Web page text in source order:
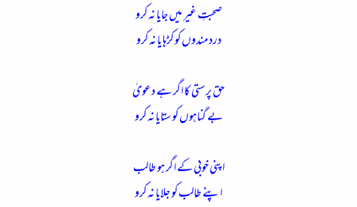
صحبتِ غیر میں جایا نہ کرو
درد مندوں کو کڑہا یا نہ کرو
حق پرستی کا اگر ہے دعویٰ
بے گناہوں کو ستایا نہ کرو
اپنی خوبی کے اگر ہو طالب
اپنے طالب کو جلایا نہ کرو